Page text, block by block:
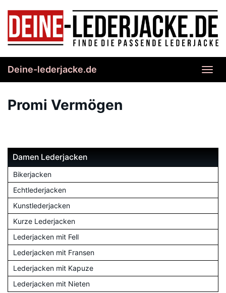
content
Deine-lederjacke.de
Promi Vermögen
Damen Lederjacken
Bikerjacken
Echtlederjacken
Kunstlederjacken
Kurze Lederjacken
Lederjacken mit Fell
Lederjacken mit Fransen
Lederjacken mit Kapuze
Lederjacken mit Nieten